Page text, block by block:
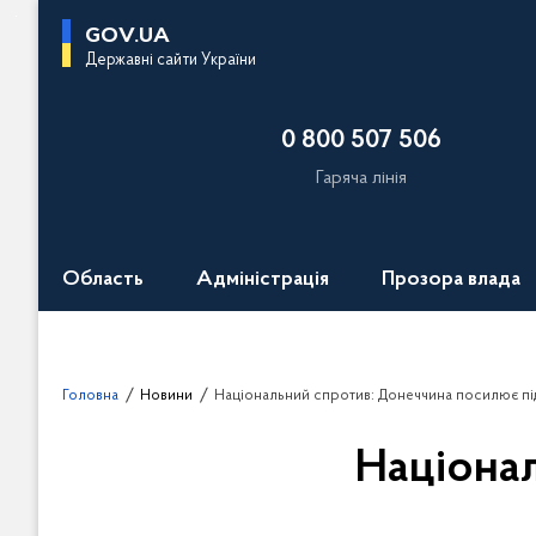
GOV.UA
Державні сайти України
0 800 507 506
Гаряча лінія
Область Адміністрація Прозора влада
Головна Новини Національний спротив: Донеччина посилює